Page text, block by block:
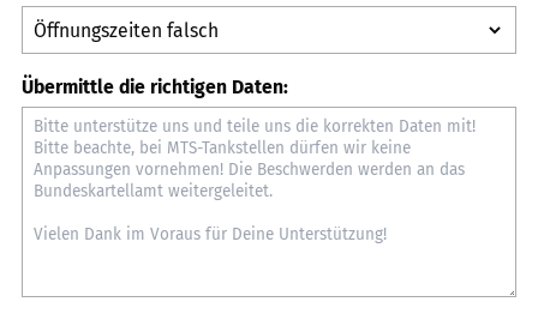
Übermittle die richtigen Daten: